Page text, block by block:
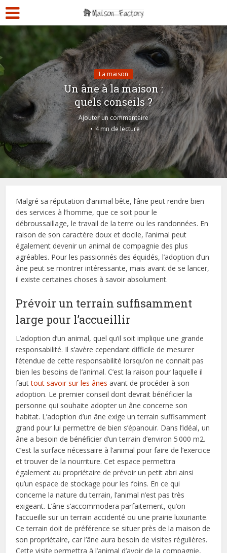
La maison
Un âne à la maison :
quels conseils ?
Ajouter un commentaire
4 mn de lecture
Malgré sa réputation d’animal bête, l’âne peut rendre bien
des services à l’homme, que ce soit pour le
débroussaillage, le travail de la terre ou les randonnées. En
raison de son caractère doux et docile, l’animal peut
également devenir un animal de compagnie des plus
agréables. Pour les passionnés des équidés, l’adoption d’un
âne peut se montrer intéressante, mais avant de se lancer,
il existe certaines choses à savoir absolument.
Prévoir un terrain suffisamment
large pour l’accueillir
L’adoption d’un animal, quel qu’il soit implique une grande
responsabilité. Il s’avère cependant difficile de mesurer
l’étendue de cette responsabilité lorsqu’on ne connait pas
bien les besoins de l’animal. C’est la raison pour laquelle il
fauttout savoir sur les ânes avant de procéder à son
adoption. Le premier conseil dont devrait bénéficier la
personne qui souhaite adopter un âne concerne son
habitat. L’adoption d’un âne exige un terrain suffisamment
grand pour lui permettre de bien s’épanouir. Dans l’idéal, un
âne a besoin de bénéficier d’un terrain d’environ 5 000 m2.
C’est la surface nécessaire à l’animal pour faire de l’exercice
et trouver de la nourriture. Cet espace permettra
également au propriétaire de prévoir un petit abri ainsi
qu’un espace de stockage pour les foins. En ce qui
concerne la nature du terrain, l’animal n’est pas très
exigeant. L’âne s’accommodera parfaitement, qu’on
l’accueille sur un terrain accidenté ou une prairie luxuriante.
Ce terrain doit de préférence se situer près de la maison de
son propriétaire, car l’âne aura besoin de visites régulières.
Cette visite permettra à l’animal d’avoir de la compagnie,